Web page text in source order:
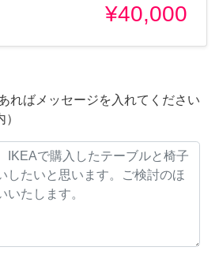
¥40,000
ればメッセージを入れてください